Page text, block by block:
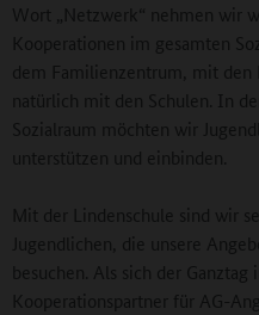
Wort „Netzwerk“ nehmen wir
Kooperationen im gesamten
dem Familienzentrum, mit
natürlich mit den Schulen. In
Sozialraum möchten wir
unterstützen und einbinden.
Mit der Lindenschule sind wir
Jugendlichen, die unsere
besuchen. Als sich der
Kooperationspartner für AG-